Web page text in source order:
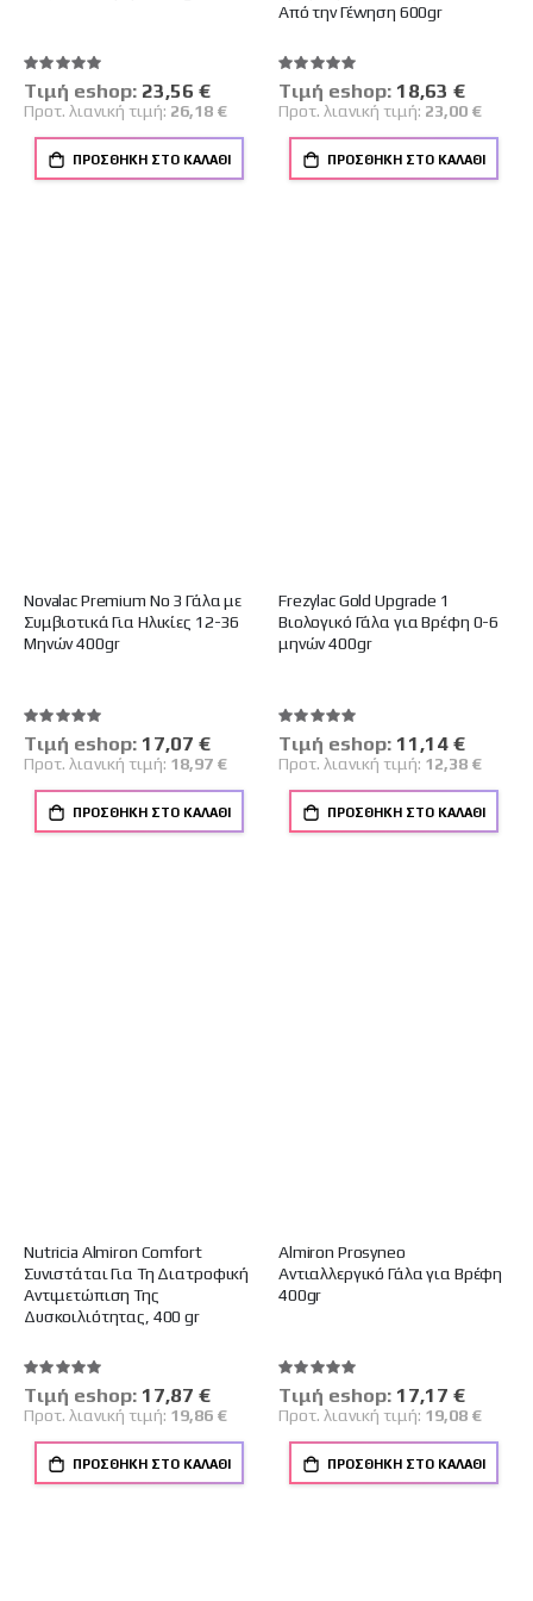
Βαθμολογία:
100%
Tιμή eshop: Ειδική
Τιμή
23,56 €
Προτ. λιανική τιμή: 26,18 €
ΠΡΟΣΘΉΚΗ ΣΤΟ ΚΑΛΆΘΙ
Από την Γέννηση 600gr
Βαθμολογία:
100%
Tιμή eshop: Ειδική
Τιμή
18,63 €
Προτ. λιανική τιμή: 23,00 €
ΠΡΟΣΘΉΚΗ ΣΤΟ ΚΑΛΆΘΙ
Novalac Premium Νο 3 Γάλα με
Συμβιοτικά Για Ηλικίες 12-36
Μηνών 400gr
Βαθμολογία:
100%
Tιμή eshop: Ειδική
Τιμή
17,07 €
Προτ. λιανική τιμή: 18,97 €
ΠΡΟΣΘΉΚΗ ΣΤΟ ΚΑΛΆΘΙ
Frezylac Gold Upgrade 1
Βιολογικό Γάλα για Βρέφη 0-6
μηνών 400gr
Βαθμολογία:
100%
Tιμή eshop: Ειδική
Τιμή
11,14 €
Προτ. λιανική τιμή: 12,38 €
ΠΡΟΣΘΉΚΗ ΣΤΟ ΚΑΛΆΘΙ
Nutricia Almiron Comfort
Συνιστάται Για Τη Διατροφική
Αντιμετώπιση Της
Δυσκοιλιότητας, 400 gr
Βαθμολογία:
100%
Tιμή eshop: Ειδική
Τιμή
17,87 €
Προτ. λιανική τιμή: 19,86 €
ΠΡΟΣΘΉΚΗ ΣΤΟ ΚΑΛΆΘΙ
Almiron Prosyneo
Αντιαλλεργικό Γάλα για Βρέφη
400gr
Βαθμολογία:
100%
Tιμή eshop: Ειδική
Τιμή
17,17 €
Προτ. λιανική τιμή: 19,08 €
ΠΡΟΣΘΉΚΗ ΣΤΟ ΚΑΛΆΘΙ